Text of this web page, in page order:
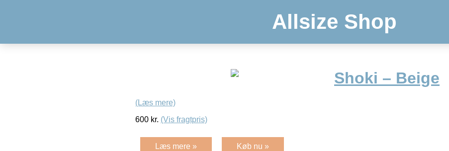
Allsize Shop
Shoki – Beige
(Læs mere)
600 kr. (Vis fragtpris)
Læs mere » Køb nu »